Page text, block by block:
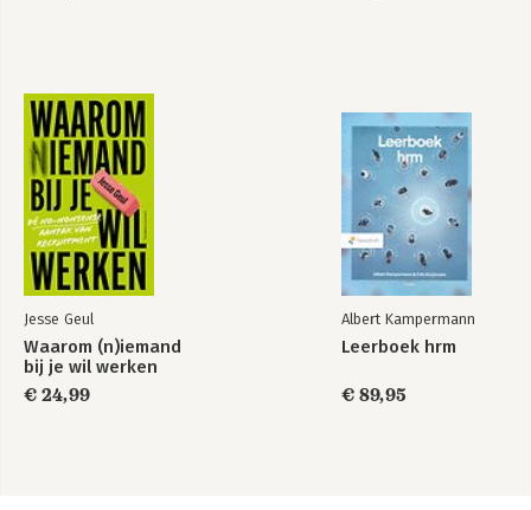
Jesse Geul
Waarom (n)iemand
bij je wil werken
€ 24,99
Albert Kampermann
Leerboek hrm
€ 89,95